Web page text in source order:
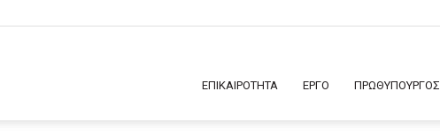
ΕΠΙΚΑΙΡΟΤΗΤΑ ΕΡΓΟ ΠΡΩΘΥΠΟΥΡΓΟΣ